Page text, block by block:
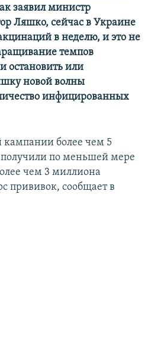
заявил министр
Ляшко, сейчас в Украине
в неделю, и это не
темпов
остановить или
новой волны
инфицированных
кампании более чем 5
по меньшей мере
чем 3 миллиона
прививок, сообщает в